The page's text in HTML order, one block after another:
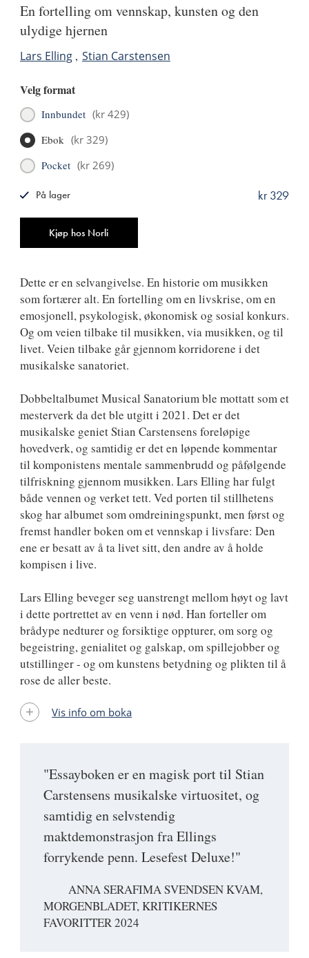
en fortelling om vennskap, kunsten og den
ulydige hjernen
Lars Elling Stian Carstensen
Velg format
Innbundet (kr 429)
Ebok (kr 329)
Pocket (kr 269)
Kjøp hos Norli
kr 329
På lager
"Essayboken er en magisk port til Stian
Carstensens musikalske virtuositet, og
samtidig en selvstendig
maktdemonstrasjon fra Ellings
forrykende penn. Lesefest Deluxe!"
ANNA SERAFIMA SVENDSEN KVAM,
MORGENBLADET, KRITIKERNES
FAVORITTER 2024
Dette er en selvangivelse. En historie om musikken
som fortærer alt. En fortelling om en livskrise, om en
emosjonell, psykologisk, økonomisk og sosial konkurs.
Og om veien tilbake til musikken, via musikken, og til
livet. Veien tilbake går gjennom korridorene i det
musikalske sanatoriet.
Dobbeltalbumet Musical Sanatorium ble mottatt som et
mesterverk da det ble utgitt i 2021. Det er det
musikalske geniet Stian Carstensens foreløpige
hovedverk, og samtidig er det en løpende kommentar
til komponistens mentale sammenbrudd og påfølgende
tilfriskning gjennom musikken. Lars Elling har fulgt
både vennen og verket tett. Ved porten til stillhetens
skog har albumet som omdreiningspunkt, men først og
fremst handler boken om et vennskap i livsfare: Den
ene er besatt av å ta livet sitt, den andre av å holde
kompisen i live.
Lars Elling beveger seg uanstrengt mellom høyt og lavt
i dette portrettet av en venn i nød. Han forteller om
brådype nedturer og forsiktige oppturer, om sorg og
begeistring, genialitet og galskap, om spillejobber og
utstillinger - og om kunstens betydning og plikten til å
rose de aller beste.
Vis info om boka